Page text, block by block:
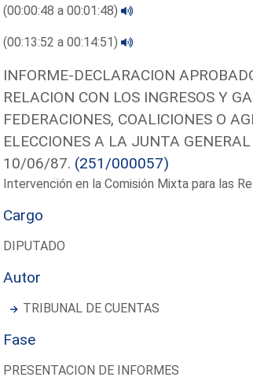
(00:00:48 a 00:01:48)
(00:13:52 a 00:14:51)
INFORME-DECLARACION
RELACION CON LOS INGRESOS Y
FEDERACIONES, COALICIONES O
ELECCIONES A LA JUNTA
10/06/87. (251/000057)
Intervención en la Comisión Mixta para las
Cargo
DIPUTADO
Autor
TRIBUNAL DE CUENTAS
Fase
PRESENTACION DE INFORMES